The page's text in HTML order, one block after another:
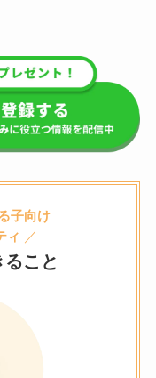
子向け
ィ ／
こと